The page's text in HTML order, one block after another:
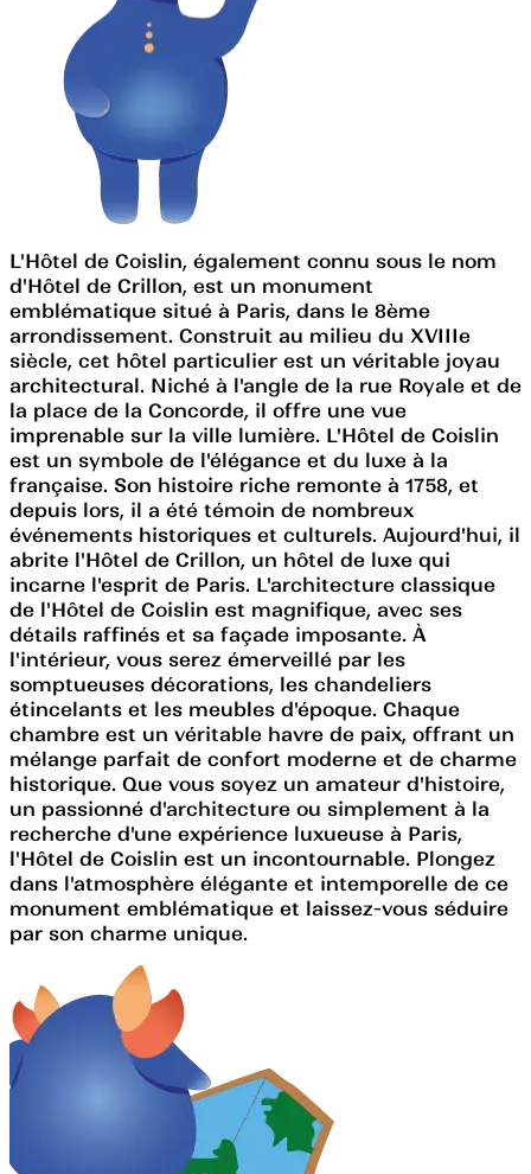
L'Hôtel de Coislin, également connu sous le nom
d'Hôtel de Crillon, est un monument
emblématique situé à Paris, dans le 8ème
arrondissement. Construit au milieu du XVIIIe
siècle, cet hôtel particulier est un véritable joyau
architectural. Niché à l'angle de la rue Royale et de
la place de la Concorde, il offre une vue
imprenable sur la ville lumière. L'Hôtel de Coislin
est un symbole de l'élégance et du luxe à la
française. Son histoire riche remonte à 1758, et
depuis lors, il a été témoin de nombreux
événements historiques et culturels. Aujourd'hui, il
abrite l'Hôtel de Crillon, un hôtel de luxe qui
incarne l'esprit de Paris. L'architecture classique
de l'Hôtel de Coislin est magnifique, avec ses
détails raffinés et sa façade imposante. À
l'intérieur, vous serez émerveillé par les
somptueuses décorations, les chandeliers
étincelants et les meubles d'époque. Chaque
chambre est un véritable havre de paix, offrant un
mélange parfait de confort moderne et de charme
historique. Que vous soyez un amateur d'histoire,
un passionné d'architecture ou simplement à la
recherche d'une expérience luxueuse à Paris,
l'Hôtel de Coislin est un incontournable. Plongez
dans l'atmosphère élégante et intemporelle de ce
monument emblématique et laissez-vous séduire
par son charme unique.